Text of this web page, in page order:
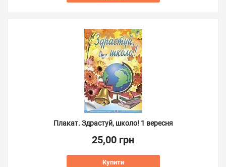
Плакат. Здрастуй, школо! 1 вересня
25,00 грн
Купити